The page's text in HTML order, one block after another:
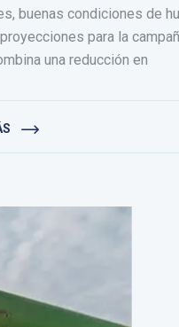
buenas condiciones de
para la
una reducción en